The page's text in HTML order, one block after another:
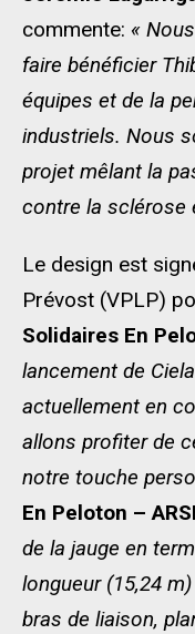
commente: «
faire bénéficier
équipes et de la
industriels. Nous
projet mêlant la
contre la sclérose
Le design est
Prévost (VPLP)
Solidaires En
lancement de
actuellement en
allons profiter de
notre touche
En Peloton –
de la jauge en
longueur (15,24
bras de liaison,